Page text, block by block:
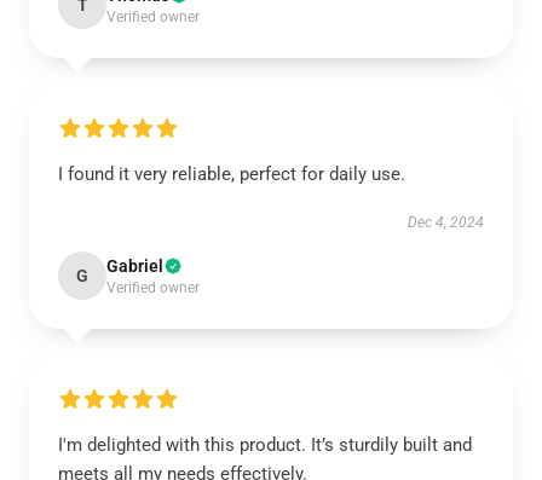
T
Verified owner
I found it very reliable, perfect for daily use.
Dec 4, 2024
G Gabriel
Verified owner
I'm delighted with this product. It’s sturdily built and
meets all my needs effectively.